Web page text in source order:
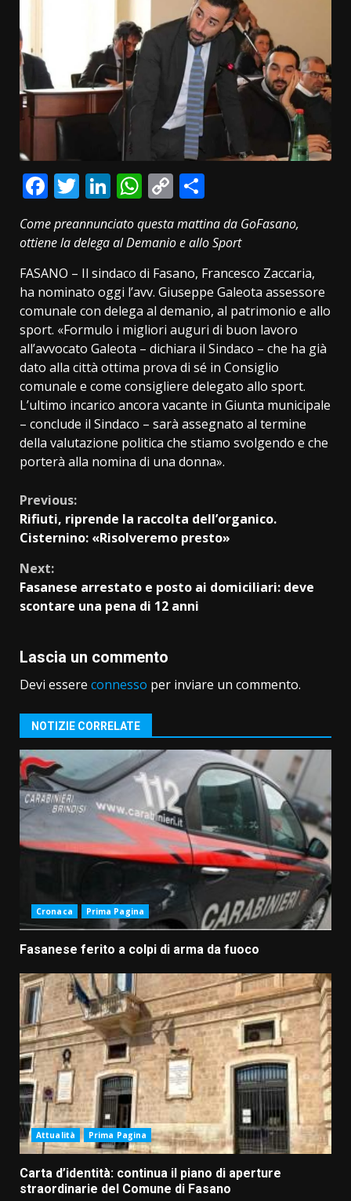
Facebook
Twitter
LinkedIn
WhatsApp
Copy
Link
Come preannunciato questa mattina da GoFasano,
ottiene la delega al Demanio e allo Sport
FASANO – Il sindaco di Fasano, Francesco Zaccaria,
ha nominato oggi l’avv. Giuseppe Galeota assessore
comunale con delega al demanio, al patrimonio e allo
sport. «Formulo i migliori auguri di buon lavoro
all’avvocato Galeota – dichiara il Sindaco – che ha già
dato alla città ottima prova di sé in Consiglio
comunale e come consigliere delegato allo sport.
L’ultimo incarico ancora vacante in Giunta municipale
– conclude il Sindaco – sarà assegnato al termine
della valutazione politica che stiamo svolgendo e che
porterà alla nomina di una donna».
Continue
Reading
Previous:
Rifiuti, riprende la raccolta dell’organico.
Cisternino: «Risolveremo presto»
Next:
Fasanese arrestato e posto ai domiciliari: deve
scontare una pena di 12 anni
Lascia un commento
Devi essere connesso per inviare un commento.
NOTIZIE CORRELATE
Cronaca Prima Pagina
Fasanese ferito a colpi di arma da fuoco
Attualità Prima Pagina
Carta d’identità: continua il piano di aperture
straordinarie del Comune di Fasano